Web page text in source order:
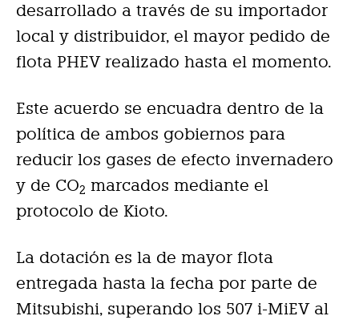
desarrollado a través de su importador
local y distribuidor, el mayor pedido de
flota PHEV realizado hasta el momento.
Este acuerdo se encuadra dentro de la
política de ambos gobiernos para
reducir los gases de efecto invernadero
y de CO2 marcados mediante el
protocolo de Kioto.
La dotación es la de mayor flota
entregada hasta la fecha por parte de
Mitsubishi, superando los 507 i-MiEV al